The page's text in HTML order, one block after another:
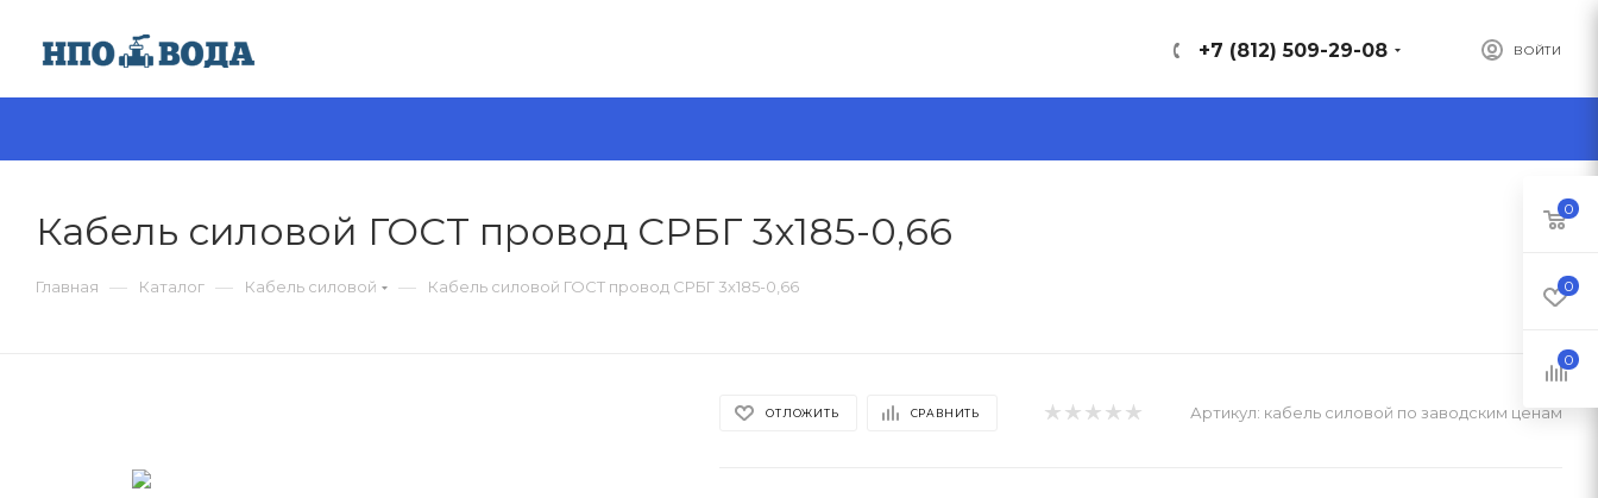
ВОЙТИ
+7 (812) 509-29-08
Кабель силовой ГОСТ провод СРБГ 3х185-0,66
Главная — Каталог — Кабель силовой — Кабель силовой ГОСТ провод СРБГ 3х185-0,66
ОТЛОЖИТЬ СРАВНИТЬ Артикул: кабель силовой по заводским ценам
0
0
0